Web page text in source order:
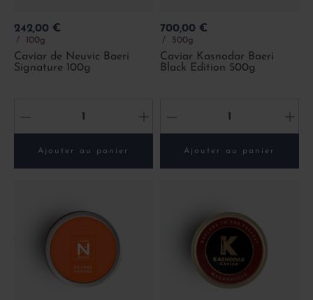
Prix
242,00 €
100g
Caviar de Neuvic Baeri
Signature 100g
- +
Ajouter au panier
Prix
700,00 €
500g
Caviar Kasnodar Baeri
Black Edition 500g
- +
Ajouter au panier